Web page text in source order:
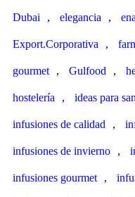
Dubai , elegancia ,
Export.Corporativa ,
gourmet , Gulfood ,
hostelería , ideas para
infusiones de calidad ,
infusiones de invierno ,
infusiones gourmet ,